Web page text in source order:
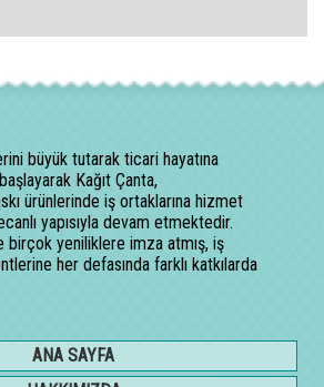
büyük tutarak ticari hayatına
Kağıt Çanta,
ürünlerinde iş ortaklarına hizmet
yapısıyla devam etmektedir.
birçok yeniliklere imza atmış, iş
her defasında farklı katkılarda
ANA SAYFA